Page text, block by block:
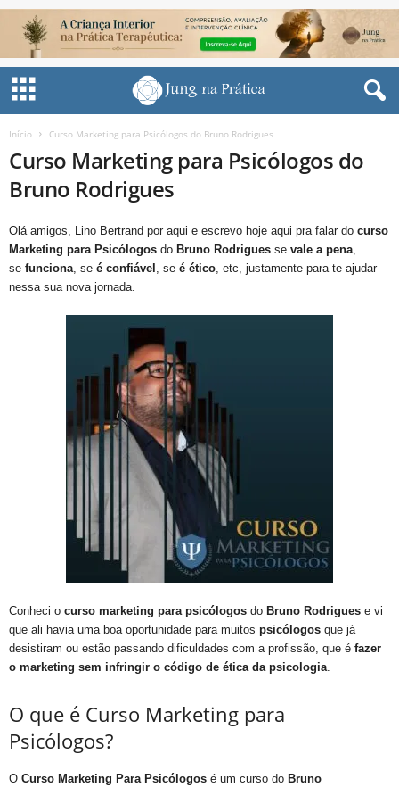
Início Curso Marketing para Psicólogos do Bruno Rodrigues
Curso Marketing para Psicólogos do
Bruno Rodrigues
Olá amigos, Lino Bertrand por aqui e escrevo hoje aqui pra falar do curso
Marketing para Psicólogos do Bruno Rodrigues se vale a pena,
se funciona, se é confiável , se é ético, etc, justamente para te ajudar
nessa sua nova jornada.
Conheci o curso marketing para psicólogos do Bruno Rodrigues e vi
que ali havia uma boa oportunidade para muitos psicólogos que já
desistiram ou estão passando dificuldades com a profissão, que é fazer
o marketing sem infringir o código de ética da psicologia.
O que é Curso Marketing para
Psicólogos?
O Curso Marketing Para Psicólogos é um curso do Bruno